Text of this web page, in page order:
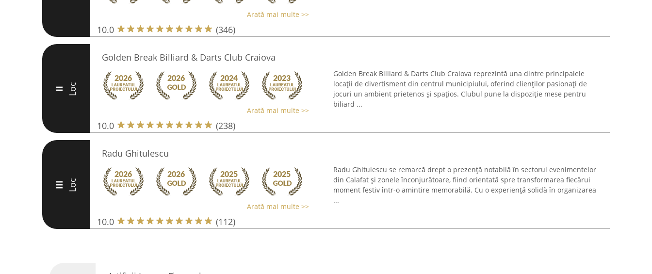
Arată mai multe >>
10.0 (346)
II Loc
Golden Break Billiard & Darts Club Craiova
Arată mai multe >>
10.0 (238)
Golden Break Billiard & Darts Club Craiova reprezintă una dintre principalele
locații de divertisment din centrul municipiului, oferind clienților pasionați de
jocuri un ambient prietenos și spațios. Clubul pune la dispoziție mese pentru
biliard ...
III Loc
Radu Ghitulescu
Arată mai multe >>
10.0 (112)
Radu Ghitulescu se remarcă drept o prezență notabilă în sectorul evenimentelor
din Calafat și zonele înconjurătoare, fiind orientată spre transformarea fiecărui
moment festiv într-o amintire memorabilă. Cu o experiență solidă în organizarea
...